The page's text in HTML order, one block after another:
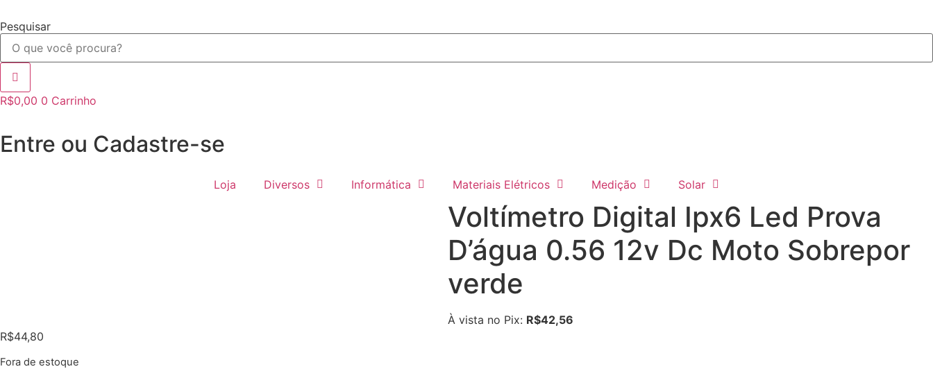
para
conteúdo
Pesquisar
R$0,00 0 Carrinho
Entre ou Cadastre-se
Loja Diversos Informática Materiais Elétricos Medição Solar
Voltímetro Digital Ipx6 Led Prova
D’água 0.56 12v Dc Moto Sobrepor
verde
À vista no Pix: R$42,56
R$44,80
Fora de estoque